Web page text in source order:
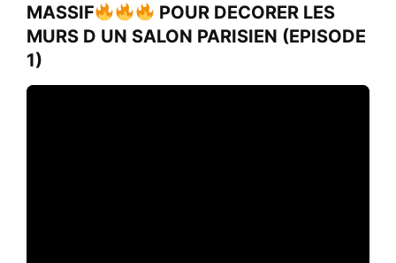
MASSIF
POUR DECORER LES
MURS D UN SALON PARISIEN (EPISODE
1)